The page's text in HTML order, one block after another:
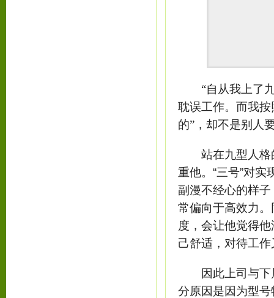
“自从我上了九
耽误工作。而我
的”，却不是别人
站在九型人格的
重他。“三号”对
副漫不经心的样子
常偏向于高效力。
度，会让他觉得
己舒适，对待工
因此上司与下属
分原因是因为型